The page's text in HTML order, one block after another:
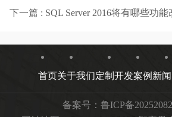
下一篇 : SQL Server 2016将有哪些功能
首页关于我们定制开发案例 新
备案号： 鲁ICP备